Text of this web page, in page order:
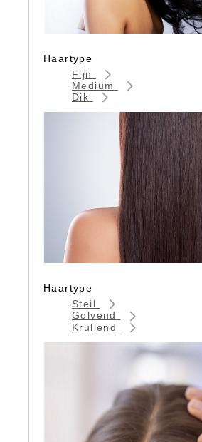
Haartype
Fijn
Medium
Dik
Haartype
Steil
Golvend
Krullend